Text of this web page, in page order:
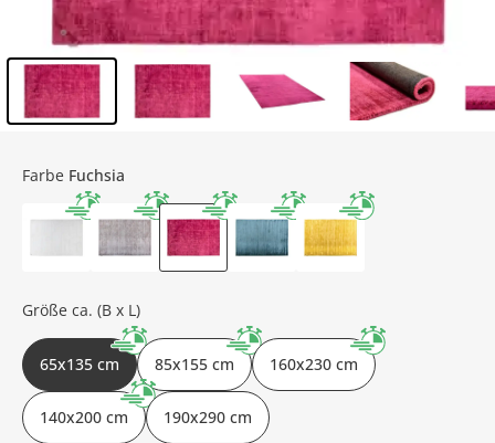
Farbe Fuchsia
Größe ca. (B x L)
65x135 cm 85x155 cm 160x230 cm
140x200 cm 190x290 cm